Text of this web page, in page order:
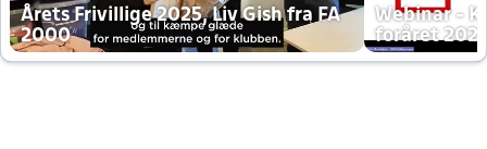
Årets Frivillige 2025, Liv Gish fra FA
2000
Webinar -
foråret